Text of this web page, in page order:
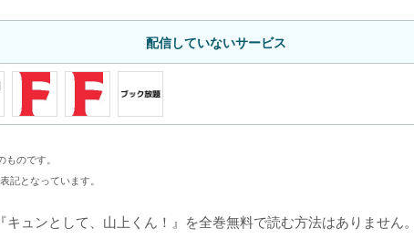
配信していないサービス
のです。
記となっています。
ュンとして、山上くん！』を全巻無料で読む方法はありません。